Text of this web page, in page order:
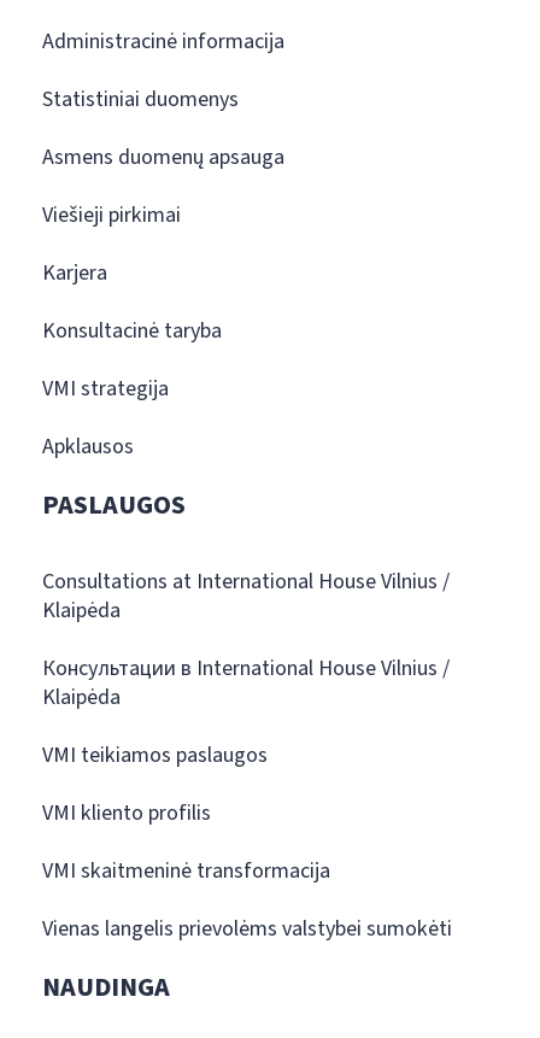
Administracinė informacija
Statistiniai duomenys
Asmens duomenų apsauga
Viešieji pirkimai
Karjera
Konsultacinė taryba
VMI strategija
Apklausos
PASLAUGOS
Consultations at International House Vilnius /
Klaipėda
Консультации в International House Vilnius /
Klaipėda
VMI teikiamos paslaugos
VMI kliento profilis
VMI skaitmeninė transformacija
Vienas langelis prievolėms valstybei sumokėti
NAUDINGA